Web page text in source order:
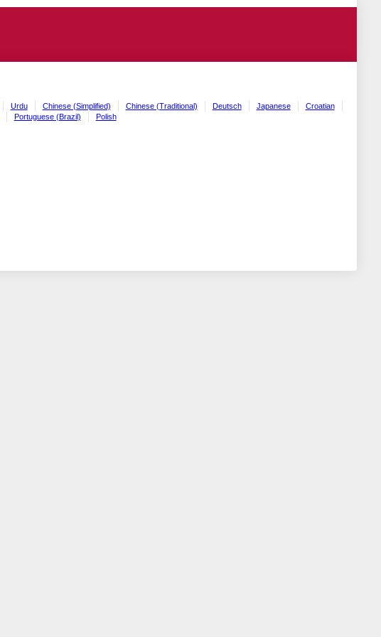
Urdu Chinese (Simplified) Chinese (Traditional) Deutsch Japanese
Croatian
Portuguese (Brazil) Polish